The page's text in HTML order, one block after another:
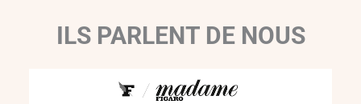
ILS PARLENT DE NOUS